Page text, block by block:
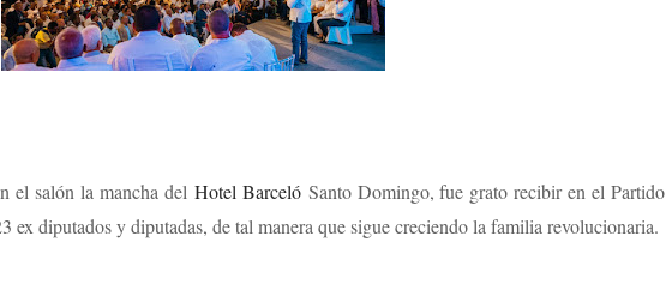
el salón la mancha del Hotel BarcelóSanto Domingo, fue grato recibir en el Partido
diputados y diputadas, de tal manera que sigue creciendo la familia revolucionaria.